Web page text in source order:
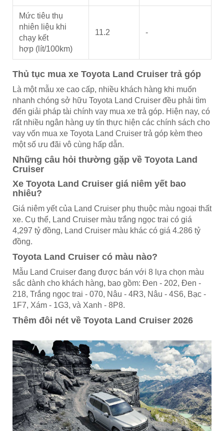
Mức tiêu thụ
nhiên liệu khi
chạy kết
hợp (lít/100km)
11.2 -
Thủ tục mua xe Toyota Land Cruiser trả góp
Là một mẫu xe cao cấp, nhiều khách hàng khi muốn
nhanh chóng sở hữu Toyota Land Cruiser đều phải tìm
đến giải pháp tài chính vay mua xe trả góp. Hiện nay, có
rất nhiều ngân hàng uy tín thực hiện các chính sách cho
vay vốn mua xe Toyota Land Cruiser trả góp kèm theo
một số ưu đãi vô cùng hấp dẫn.
Những câu hỏi thường gặp về Toyota Land
Cruiser
Xe Toyota Land Cruiser giá niêm yết bao
nhiêu?
Giá niêm yết của Land Cruiser phụ thuộc màu ngoại thất
xe. Cụ thể, Land Cruiser màu trắng ngọc trai có giá
4,297 tỷ đồng, Land Cruiser màu khác có giá 4.286 tỷ
đồng.
Toyota Land Cruiser có màu nào?
Mẫu Land Cruiser đang được bán với 8 lựa chọn màu
sắc dành cho khách hàng, bao gồm: Đen - 202, Đen -
218, Trắng ngọc trai - 070, Nâu - 4R3, Nâu - 4S6, Bạc -
1F7, Xám - 1G3, và Xanh - 8P8.
Thêm đôi nét về Toyota Land Cruiser 2026